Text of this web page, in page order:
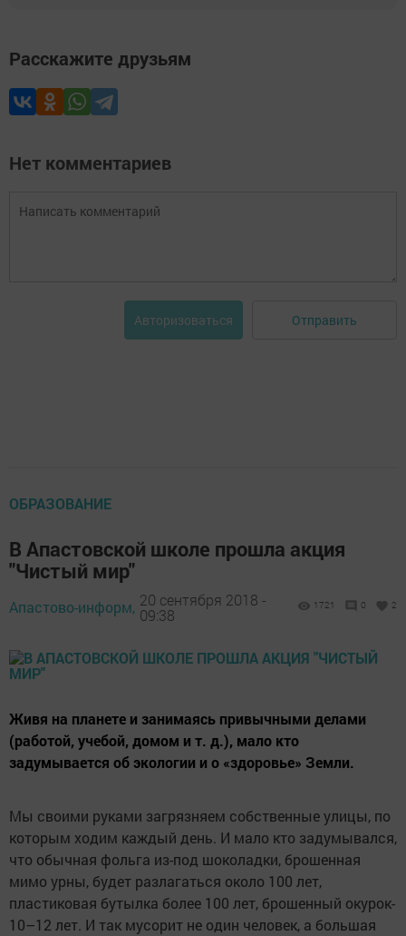
Расскажите друзьям
Нет комментариев
Авторизоваться Отправить
ОБРАЗОВАНИЕ
В Апастовской школе прошла акция
"Чистый мир"
Апастово-информ, 20 сентября 2018 -
09:38
1721 0 2
Живя на планете и занимаясь привычными делами
(работой, учебой, домом и т. д.), мало кто
задумывается об экологии и о «здоровье» Земли.
Мы своими руками загрязняем собственные улицы, по
которым ходим каждый день. И мало кто задумывался,
что обычная фольга из-под шоколадки, брошенная
мимо урны, будет разлагаться около 100 лет,
пластиковая бутылка более 100 лет, брошенный окурок-
10–12 лет. И так мусорит не один человек, а большая